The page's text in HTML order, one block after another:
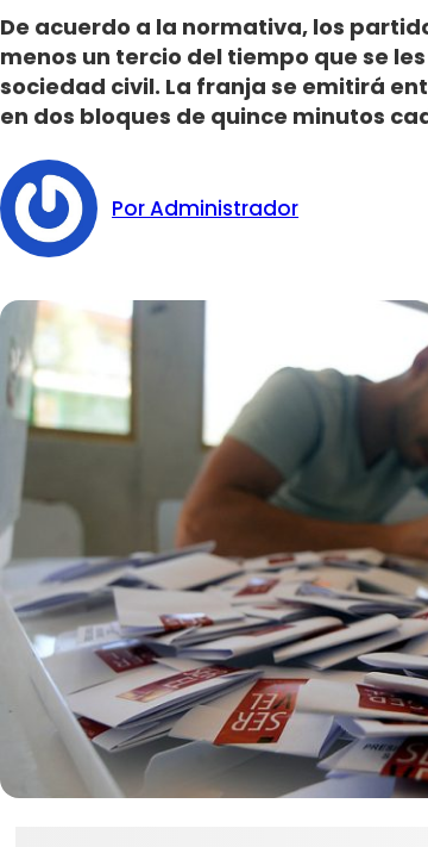
De acuerdo a la normativa, los
menos un tercio del tiempo que se
sociedad civil. La franja se emitirá
en dos bloques de quince minutos
Por Administrador